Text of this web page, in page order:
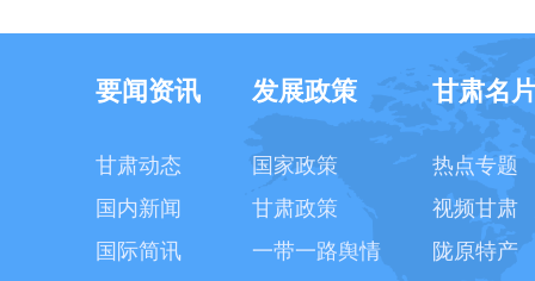
要闻资讯
甘肃动态
国内新闻
国际简讯
发展政策
国家政策
甘肃政策
一带一路舆情
甘肃名
热点专题
视频甘肃
陇原特产